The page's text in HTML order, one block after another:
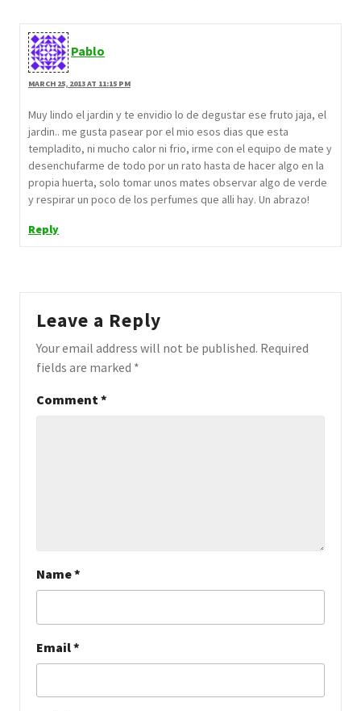
Pablo
MARCH 25, 2013 AT 11:15 PM
Muy lindo el jardin y te envidio lo de degustar ese fruto jaja, el
jardin.. me gusta pasear por el mio esos dias que esta
templadito, ni mucho calor ni frio, irme con el equipo de mate y
desenchufarme de todo por un rato hasta de hacer algo en la
propia huerta, solo tomar unos mates observar algo de verde
y respirar un poco de los perfumes que alli hay. Un abrazo!
Reply
Leave a Reply
Your email address will not be published. Required
fields are marked *
Comment*
Name*
Email*